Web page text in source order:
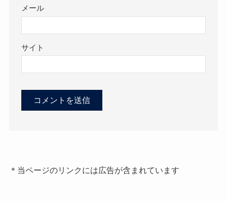
メール
サイト
＊当ページのリンクには広告が含まれています